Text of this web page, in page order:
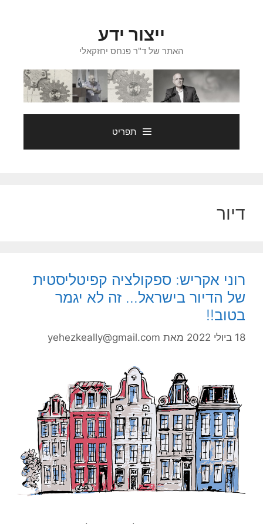
ייצור ידע
האתר של ד"ר פנחס יחזקאלי
תפריט
דיור
רוני אקריש: ספקולציה קפיטליסטית
של הדיור בישראל… זה לא יגמר
בטוב!!
18 ביולי 2022 מאת yehezkeally@gmail.com